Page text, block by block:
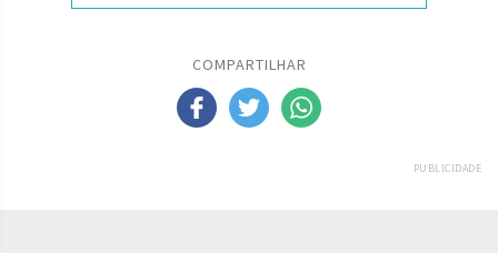
COMPARTILHAR
PUBLICIDADE